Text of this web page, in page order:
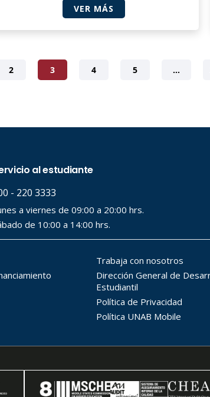
VER MÁS
2 3 4 5 …